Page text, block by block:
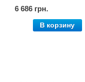
6 686 грн.
В корзину